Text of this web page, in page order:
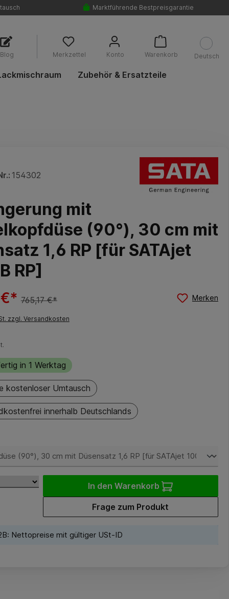
Marktführende Bestpreisgarantie
Blog Merkzettel Konto Warenkorb Deutsch
Zubehör & Ersatzteile
154302
mit
(90°), 30 cm mit
1,6 RP [für SATAjet
RP]
765,17 €* Merken
zzgl. Versandkosten
in 1 Werktag
kostenloser Umtausch
innerhalb Deutschlands
In den Warenkorb
Frage zum Produkt
Nettopreise mit gültiger USt-ID